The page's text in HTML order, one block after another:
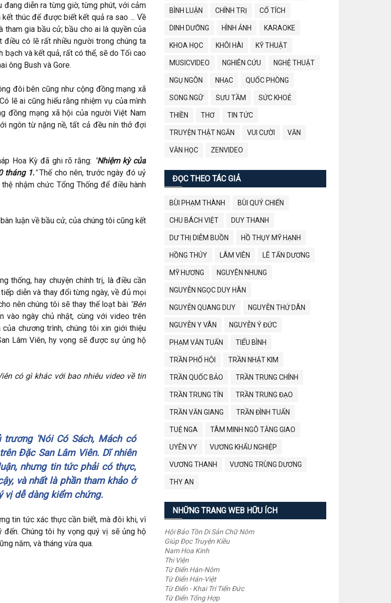
đang diễn ra từng giờ, từng phút, với cảm
thúc để được biết kết quả ra sao ... Về
gia bầu cử; bầu cho ai là quyền của
có lẽ rất nhiều người trong chúng ta
và kết quả, rất có thể, sẽ do Tối cao
ông Bush và Gore.
đôi bên cũng như cộng đồng mạng xã
lẽ ai cũng hiểu rằng nhiệm vụ của mình
đồng mạng xã hội của người Việt Nam
ngôn từ nặng nề, tất cả đều nín thở đợi
Hoa Kỳ đã ghi rõ rằng: "Nhiệm kỳ của
tháng 1."Thế cho nên, trước ngày đó uỷ
nhậm chức Tổng Thống để điều hành
luận về bầu cử, của chúng tôi cũng kết
thống, hay chuyện chính trị, là điều cần
diễn và thay đổi từng ngày, về đủ mọi
nên chúng tôi sẽ thay thế loạt bài "Bên
vào ngày chủ nhật, cùng với video trên
chương trình, chúng tôi xin giới thiệu
Lâm Viên, hy vọng sẽ được sự ủng hộ
có gì khác với bao nhiêu video về tin
' Nói Có Sách, Mách có
Đặc San Lâm Viên. Dĩ nhiên
nhưng tin tức phải có thực,
và nhất là phần tham khảo ở
vị dễ dàng kiểm chứng.
tin tức xác thực cần biết, mà đôi khi, vì
Chúng tôi hy vọng quý vị sẽ ủng hộ
năm, và tháng vừa qua.
BÌNH LUẬN CHÍNH TRỊ CỔ TÍCH
DINH DƯỠNG HÌNH ẢNH KARAOKE
KHOA HỌC KHÔI HÀI KỸ THUẬT
MUSICVIDEO NGHIÊN CỨU NGHỆ THUẬT
NGỤ NGÔN NHẠC QUỐC PHÒNG
SONG NGỮ SƯU TẦM SỨC KHOẺ
THIỀN THƠ TIN TỨC
TRUYỆN THẬT NGẮN VUI CƯỜI VĂN
VĂN HỌC ZENVIDEO
ĐỌC THEO TÁC GIẢ
BÙI PHẠM THÀNH BÙI QUÝ CHIẾN
CHU BÁCH VIỆT DUY THANH
DƯ THỊ DIỄM BUỒN HỒ THỤY MỸ HẠNH
HỒNG THÚY LÂM VIÊN LÊ TẤN DƯƠNG
MỸ HƯƠNG NGUYÊN NHUNG
NGUYỄN NGỌC DUY HÂN
NGUYỄN QUANG DUY NGUYỄN THỨ DÂN
NGUYỄN Y VÂN NGUYỄN Ý ĐỨC
PHẠM VĂN TUẤN TIỂU BÌNH
TRẦN PHỐ HỘI TRẦN NHẬT KIM
TRẦN QUỐC BẢO TRẦN TRUNG CHÍNH
TRẦN TRUNG TÍN TRẦN TRUNG ĐẠO
TRẦN VĂN GIANG TRẦN ĐÌNH TUẤN
TUỆ NGA TÂM MINH NGÔ TẰNG GIAO
UYÊN VY VƯƠNG KHẨU NGHIỆP
VƯƠNG THANH VƯƠNG TRÙNG DƯƠNG
THY AN
NHỮNG TRANG WEB HỮU ÍCH
Hội Bảo Tồn Di Sản Chữ Nôm
Giúp Đọc Truyện Kiều
Nam Hoa Kinh
Thi Viện
Từ Điển Hán-Nôm
Từ Điển Hán-Việt
Từ Điển - Khai Trí Tiến Đức
Từ Điển Tổng Hợp